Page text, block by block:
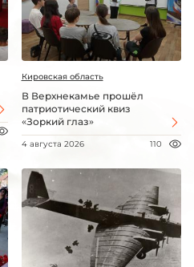
Кировская область
В Верхнекамье прошёл
патриотический квиз
«Зоркий глаз»
4 августа 2026 110